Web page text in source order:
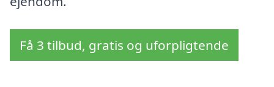
Få 3 tilbud, gratis og uforpligtende